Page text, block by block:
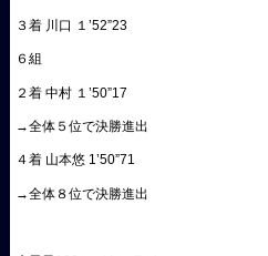
３着 川口 １’52”23
６組
２着 中村 １’50”17
→全体５位で決勝進出
４着 山本悠 1’50”71
→全体８位で決勝進出